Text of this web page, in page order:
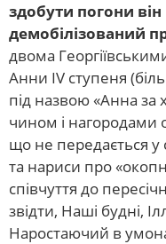
здобути погони він
демобілізований
двома
Анни IV ступеня
під назвою «Анна за
чином і нагородами
що не передається у
та нариси про
співчуття до
звідти, Наші будні,
Наростаючий в